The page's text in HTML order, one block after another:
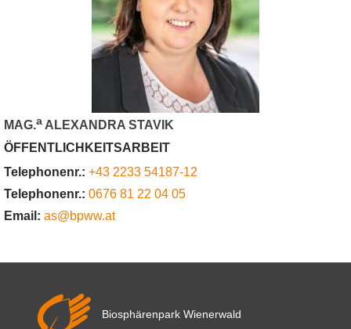
MAG.a ALEXANDRA STAVIK
ÖFFENTLICHKEITSARBEIT
Telephonenr.: +43 2233 54187-12
Telephonenr.: 0676 81 22 04 05
Email: as@bpww.at
Biosphärenpark Wienerwald